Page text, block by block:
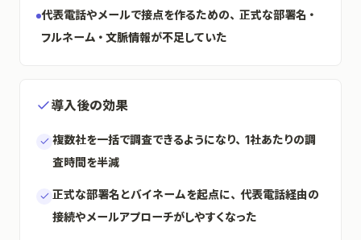
代表電話やメールで接点を作るための、正式な部署名・
フルネーム・文脈情報が不足していた
導入後の効果
複数社を一括で調査できるようになり、1社あたりの調
査時間を半減
正式な部署名とバイネームを起点に、代表電話経由の
接続やメールアプローチがしやすくなった